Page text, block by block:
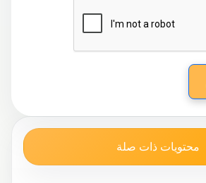
محتويات ذات صلة